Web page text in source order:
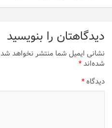
دیدگاهتان را بنویسید
نشانی ایمیل شما منتشر نخواهد شد.
شده‌اند*
دیدگاه*